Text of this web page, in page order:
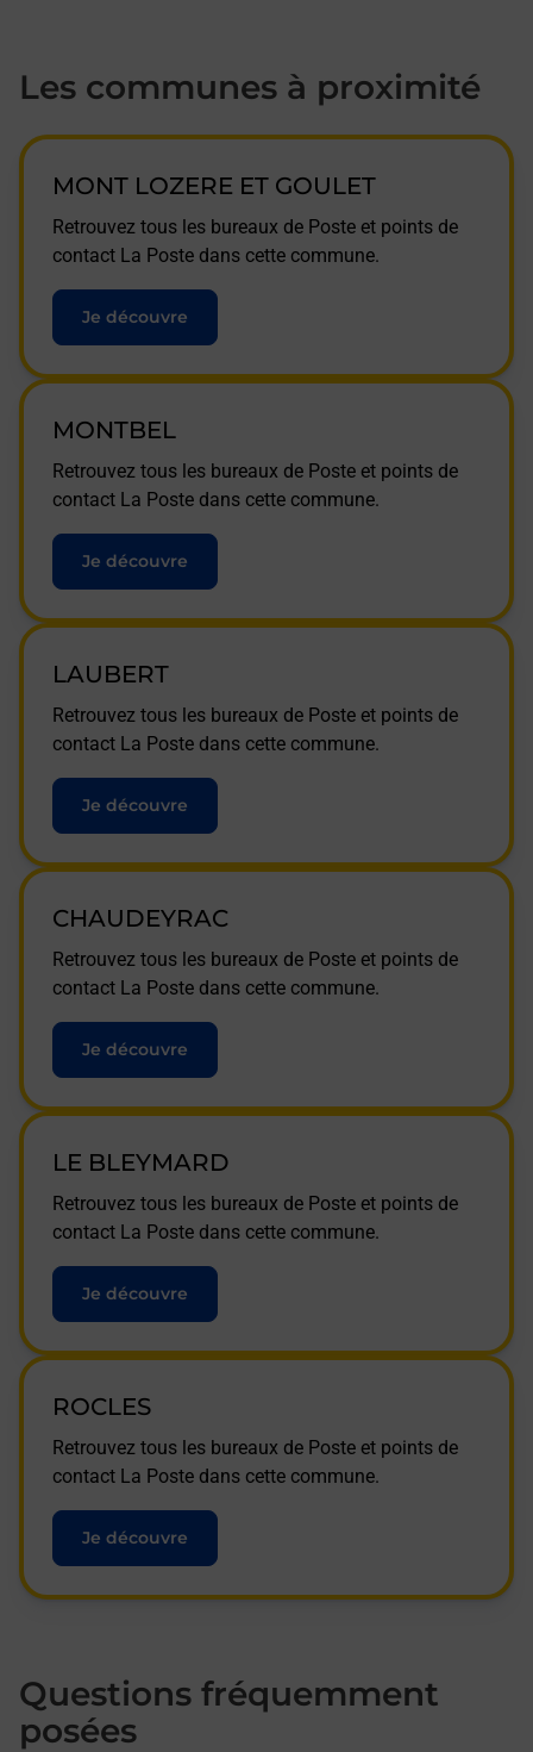
Les communes à proximité
MONT LOZERE ET GOULET
Retrouvez tous les bureaux de Poste et points de
contact La Poste dans cette commune.
Je découvre
MONTBEL
Retrouvez tous les bureaux de Poste et points de
contact La Poste dans cette commune.
Je découvre
LAUBERT
Retrouvez tous les bureaux de Poste et points de
contact La Poste dans cette commune.
Je découvre
CHAUDEYRAC
Retrouvez tous les bureaux de Poste et points de
contact La Poste dans cette commune.
Je découvre
LE BLEYMARD
Retrouvez tous les bureaux de Poste et points de
contact La Poste dans cette commune.
Je découvre
ROCLES
Retrouvez tous les bureaux de Poste et points de
contact La Poste dans cette commune.
Je découvre
Questions fréquemment
posées